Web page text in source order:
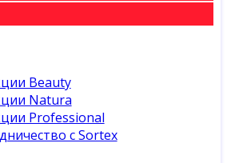
Beauty
Natura
Professional
с Sortex